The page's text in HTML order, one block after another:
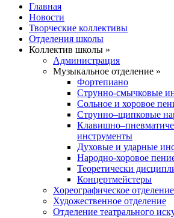
Главная
Новости
Творческие коллективы
Отделения школы
Коллектив школы »
Администрация
Музыкальное отделение »
Фортепиано
Струнно-смычковые
Сольное и хоровое
Струнно–щипковые
инструменты
Духовые и ударные
Народно-хоровое
Теоретически
Концертмейстеры
Хореографическое отделение
Художественное отделение
Отделение театрального